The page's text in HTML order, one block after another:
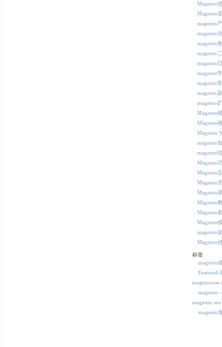
Magento
Magento
magento
magento
magento
magento
magento
magneto
magento
magento
magento
Magento
Magento
Magento
magento
magento
Magento
Magento
Magento
Magento
Magento
Magento
Magento
magento
Magento
标签
magento
Featured-
magento
magento seo
magento